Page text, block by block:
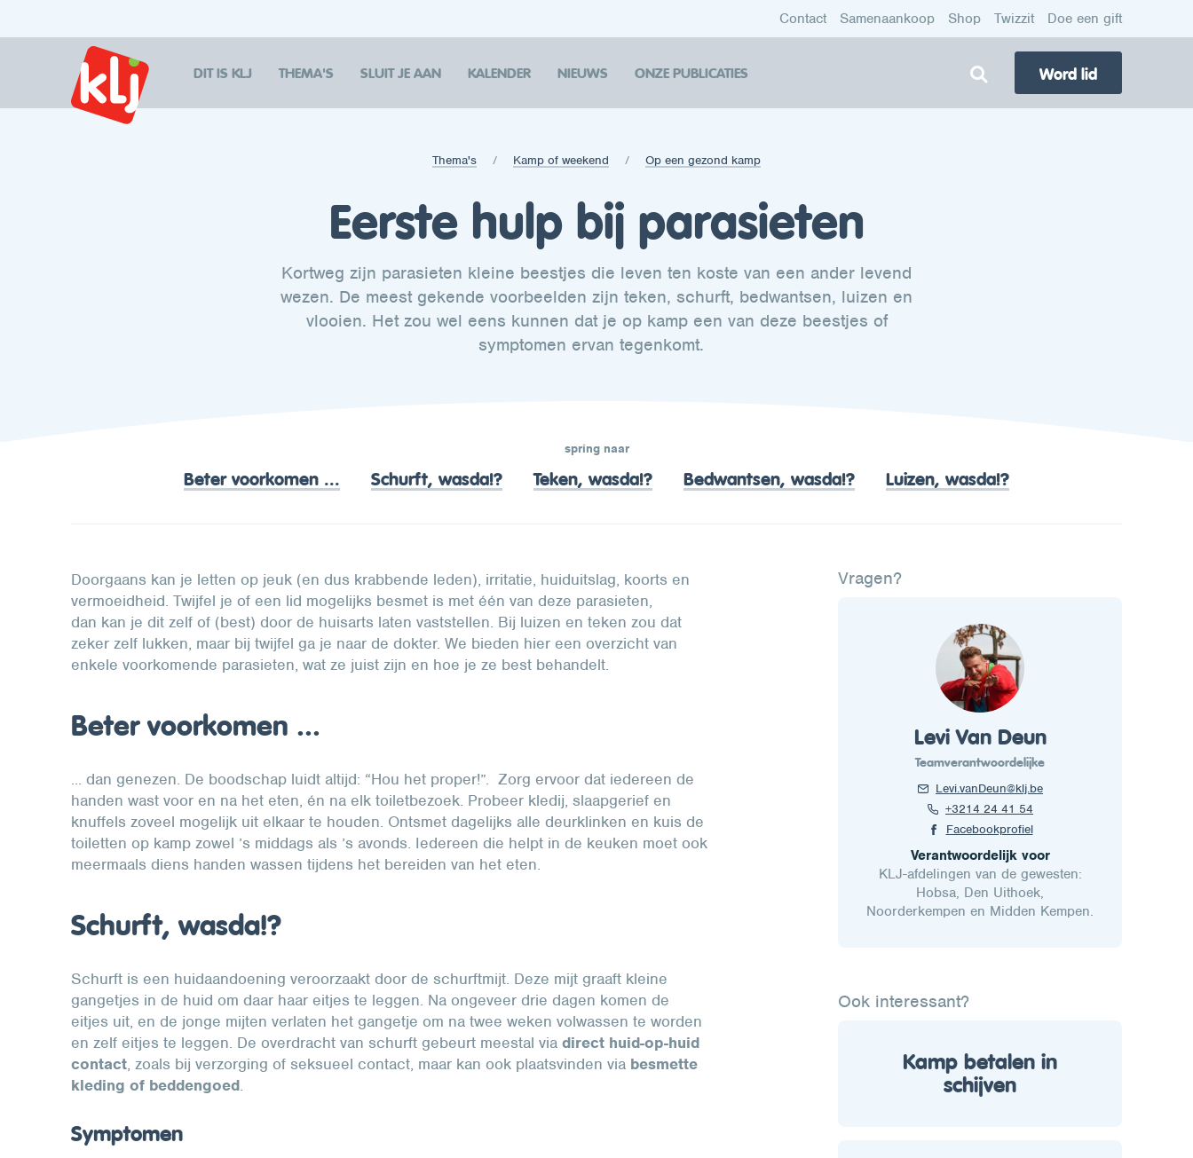
Contact Samenaankoop Shop Twizzit Doe een gift
DIT IS KLJ THEMA'S SLUIT JE AAN KALENDER NIEUWS ONZE PUBLICATIES Word lid
Thema's Kamp of weekend Op een gezond kamp
Eerste hulp bij parasieten
Kortweg zijn parasieten kleine beestjes die leven ten koste van een ander levend
wezen. De meest gekende voorbeelden zijn teken, schurft, bedwantsen, luizen en
vlooien. Het zou wel eens kunnen dat je op kamp een van deze beestjes of
symptomen ervan tegenkomt.
spring naar
Beter voorkomen ... Schurft, wasda!? Teken, wasda!? Bedwantsen, wasda!? Luizen, wasda!?
Doorgaans kan je letten op jeuk (en dus krabbende leden), irritatie, huiduitslag, koorts en
vermoeidheid. Twijfel je of een lid mogelijks besmet is met één van deze parasieten,
dan kan je dit zelf of (best) door de huisarts laten vaststellen. Bij luizen en teken zou dat
zeker zelf lukken, maar bij twijfel ga je naar de dokter. We bieden hier een overzicht van
enkele voorkomende parasieten, wat ze juist zijn en hoe je ze best behandelt.
Beter voorkomen ...
... dan genezen. De boodschap luidt altijd: “Hou het proper!”. Zorg ervoor dat iedereen de
handen wast voor en na het eten, én na elk toiletbezoek. Probeer kledij, slaapgerief en
knuffels zoveel mogelijk uit elkaar te houden. Ontsmet dagelijks alle deurklinken en kuis de
toiletten op kamp zowel ’s middags als ’s avonds. Iedereen die helpt in de keuken moet ook
meermaals diens handen wassen tijdens het bereiden van het eten.
Schurft, wasda!?
Schurft is een huidaandoening veroorzaakt door de schurftmijt. Deze mijt graaft kleine
gangetjes in de huid om daar haar eitjes te leggen. Na ongeveer drie dagen komen de
eitjes uit, en de jonge mijten verlaten het gangetje om na twee weken volwassen te worden
en zelf eitjes te leggen. De overdracht van schurft gebeurt meestal via direct huid-op-huid
contact, zoals bij verzorging of seksueel contact, maar kan ook plaatsvinden via besmette
kleding of beddengoed.
Symptomen
Vragen?
Levi Van Deun
Teamverantwoordelijke
Levi.vanDeun@klj.be
+3214 24 41 54
Facebookprofiel
Verantwoordelijk voor
KLJ-afdelingen van de gewesten:
Hobsa, Den Uithoek,
Noorderkempen en Midden Kempen.
Ook interessant?
Kamp betalen in
schijven